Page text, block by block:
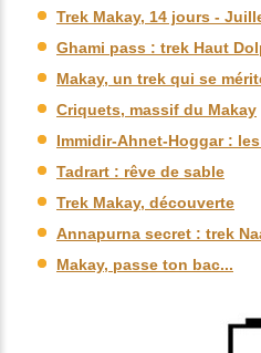
Trek Makay, 14 jours -
Ghami pass : trek Haut
Makay, un trek qui se
Criquets, massif du Makay
Immidir-Ahnet-Hoggar :
Tadrart : rêve de sable
Trek Makay, découverte
Annapurna secret : trek
Makay, passe ton bac...